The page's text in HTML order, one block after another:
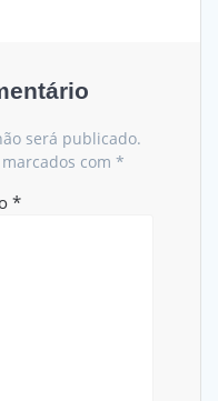
será publicado.
com *
*